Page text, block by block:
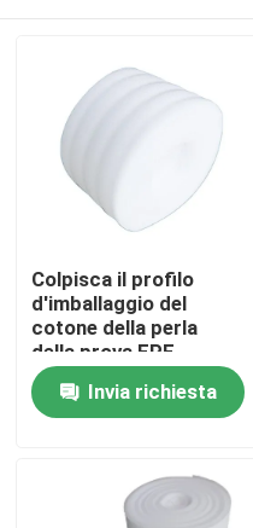
Chi siamo
Contatti
Colpisca il profilo
d'imballaggio del
cotone della perla
della prova EPE
spumano strato 2mm
Invia richiesta